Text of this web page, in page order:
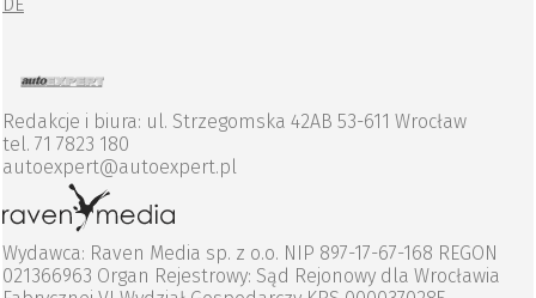
Redakcje i biura: ul. Strzegomska 42AB 53-611 Wrocław
tel. 71 7823 180
autoexpert@autoexpert.pl
Wydawca: Raven Media sp. z o.o. NIP 897-17-67-168 REGON
021366963 Organ Rejestrowy: Sąd Rejonowy dla Wrocławia